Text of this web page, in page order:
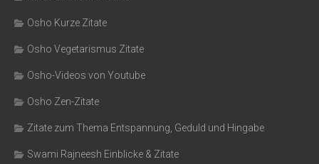
Osho Kurze Zitate
Osho Vegetarismus Zitate
Osho-Videos von Youtube
Osho Zen-Zitate
Zitate zum Thema Entspannung, Geduld und Hingabe
Swami Rajneesh Einblicke & Zitate